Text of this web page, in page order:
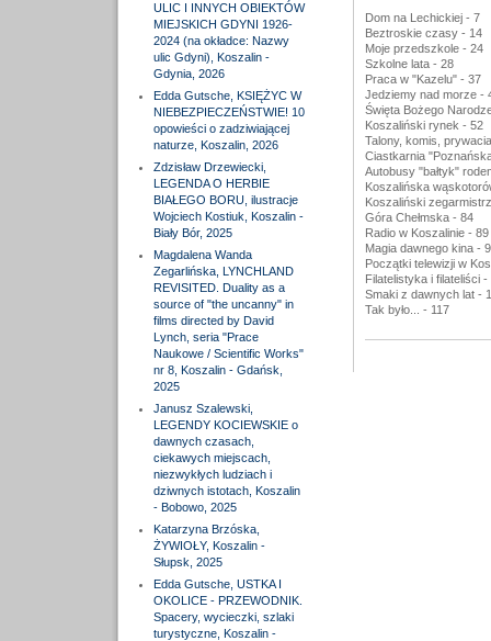
ULIC I INNYCH OBIEKTÓW
MIEJSKICH GDYNI 1926-
2024 (na okładce: Nazwy
ulic Gdyni), Koszalin -
Gdynia, 2026
Edda Gutsche, KSIĘŻYC W
NIEBEZPIECZEŃSTWIE! 10
opowieści o zadziwiającej
naturze, Koszalin, 2026
Zdzisław Drzewiecki,
LEGENDA O HERBIE
BIAŁEGO BORU, ilustracje
Wojciech Kostiuk, Koszalin -
Biały Bór, 2025
Magdalena Wanda
Zegarlińska, LYNCHLAND
REVISITED. Duality as a
source of "the uncanny" in
films directed by David
Lynch, seria "Prace
Naukowe / Scientific Works"
nr 8, Koszalin - Gdańsk,
2025
Janusz Szalewski,
LEGENDY KOCIEWSKIE o
dawnych czasach,
ciekawych miejscach,
niezwykłych ludziach i
dziwnych istotach, Koszalin
- Bobowo, 2025
Katarzyna Brzóska,
ŻYWIOŁY, Koszalin -
Słupsk, 2025
Edda Gutsche, USTKA I
OKOLICE - PRZEWODNIK.
Spacery, wycieczki, szlaki
turystyczne, Koszalin -
Dom na Lechickiej - 7
Beztroskie czasy - 14
Moje przedszkole - 24
Szkolne lata - 28
Praca w "Kazelu" - 37
Jedziemy nad morze -
Święta Bożego
Koszaliński rynek - 52
Talony, komis,
Ciastkarnia
Autobusy "bałtyk"
Koszalińska
Koszaliński
Góra Chełmska - 84
Radio w Koszalinie - 89
Magia dawnego kina -
Początki telewizji w
Filatelistyka i filateliści -
Smaki z dawnych lat -
Tak było... - 117